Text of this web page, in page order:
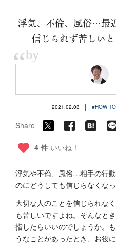
浮気、不倫、風俗…最
信じられず苦しい
“by
2021.02.03 | #HOW TO
Share
4 件 いいね！
浮気や不倫、風俗…相手の行
のにどうしても信じらなくな
大切な人のことを信じられな
も苦しいですよね。そんなと
指したらいいのでしょうか。
うなことがあったとき、お役